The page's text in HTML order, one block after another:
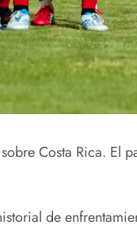
Costa Rica. El
de